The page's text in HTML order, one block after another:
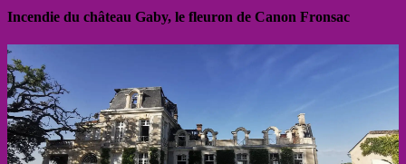
Incendie du château Gaby, le fleuron de Canon Fronsac